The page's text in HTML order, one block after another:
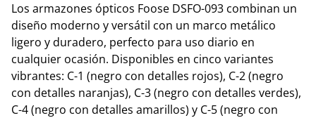
Los armazones ópticos Foose DSFO-093 combinan un
diseño moderno y versátil con un marco metálico
ligero y duradero, perfecto para uso diario en
cualquier ocasión. Disponibles en cinco variantes
vibrantes: C-1 (negro con detalles rojos), C-2 (negro
con detalles naranjas), C-3 (negro con detalles verdes),
C-4 (negro con detalles amarillos) y C-5 (negro con